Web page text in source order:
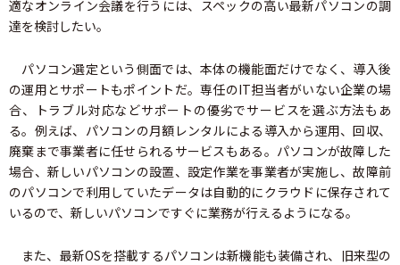
適なオンライン会議を行うには、スペックの高い最新パソコンの調
達を検討したい。
パソコン選定という側面では、本体の機能面だけでなく、導入後
の運用とサポートもポイントだ。専任のIT担当者がいない企業の場
合、トラブル対応などサポートの優劣でサービスを選ぶ方法もあ
る。例えば、パソコンの月額レンタルによる導入から運用、回収、
廃棄まで事業者に任せられるサービスもある。パソコンが故障した
場合、新しいパソコンの設置、設定作業を事業者が実施し、故障前
のパソコンで利用していたデータは自動的にクラウドに保存されて
いるので、新しいパソコンですぐに業務が行えるようになる。
また、最新OSを搭載するパソコンは新機能も装備され、旧来型の